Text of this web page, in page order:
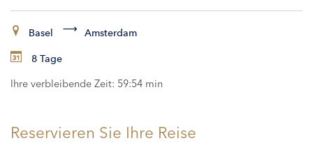
Basel Amsterdam
8 Tage
Ihre verbleibende Zeit: 59:53 min
Reservieren Sie Ihre Reise